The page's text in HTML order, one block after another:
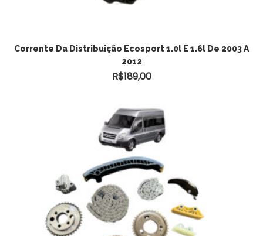
Corrente Da Distribuição Ecosport 1.0l E 1.6l De 2003 A
2012
R$189,00